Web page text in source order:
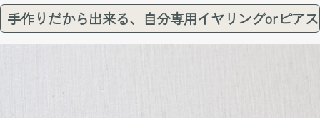
手作りだから出来る、自分専用イヤリングorピアス